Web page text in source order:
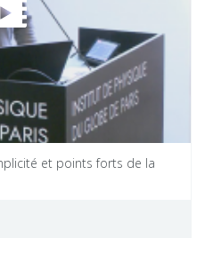
et points forts de la